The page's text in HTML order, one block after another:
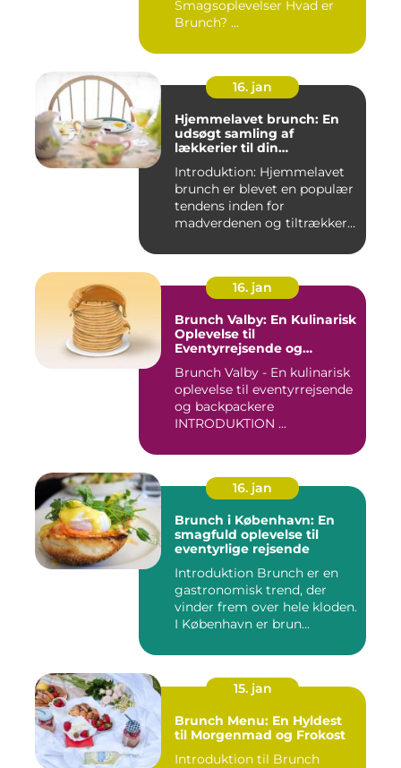
Smagsoplevelser Hvad er
Brunch? ...
16. jan
Hjemmelavet brunch: En
udsøgt samling af
lækkerier til din
Introduktion: Hjemmelavet
brunch er blevet en populær
tendens inden for
madverdenen og tiltrækker
16. jan
Brunch Valby: En Kulinarisk
Oplevelse til
Eventyrrejsende og
Brunch Valby - En kulinarisk
oplevelse til eventyrrejsende
og backpackere
INTRODUKTION ...
16. jan
Brunch i København: En
smagfuld oplevelse til
eventyrlige rejsende
Introduktion Brunch er en
gastronomisk trend, der
vinder frem over hele kloden.
I København er brun...
15. jan
Brunch Menu: En Hyldest
til Morgenmad og Frokost
Introduktion til Brunch